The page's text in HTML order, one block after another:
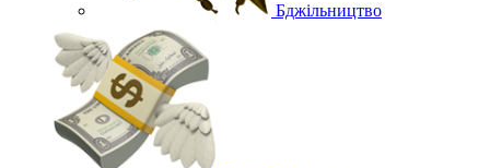
Бджільництво